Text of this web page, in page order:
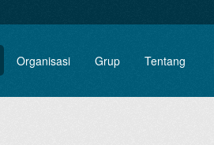
Organisasi Grup Tentang